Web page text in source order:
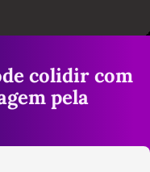
colidir com
pela